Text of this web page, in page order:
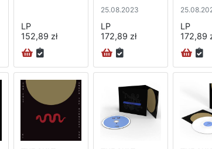
LP
152,89 zł
25.08.2023
LP
172,89 zł
LP
172,89